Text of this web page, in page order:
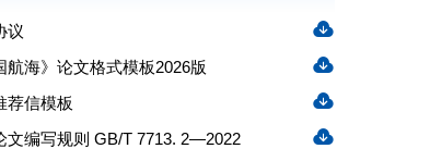
议
航海》论文格式模板2026版
荐信模板
文编写规则 GB/T 7713. 2—2022